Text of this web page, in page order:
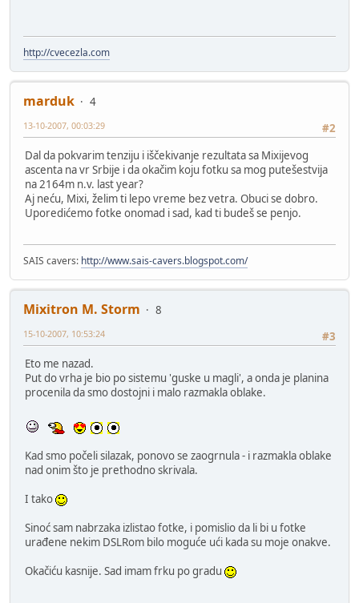
http://cvecezla.com
marduk
4
#2
13-10-2007, 00:03:29
Dal da pokvarim tenziju i iščekivanje rezultata sa Mixijevog
ascenta na vr Srbije i da okačim koju fotku sa mog putešestvija
na 2164m n.v. last year?
Aj neću, Mixi, želim ti lepo vreme bez vetra. Obuci se dobro.
Uporedićemo fotke onomad i sad, kad ti budeš se penjo.
SAIS cavers: http://www.sais-cavers.blogspot.com/
Mixitron M. Storm
8
#3
15-10-2007, 10:53:24
Eto me nazad.
Put do vrha je bio po sistemu 'guske u magli', a onda je planina
procenila da smo dostojni i malo razmakla oblake.
Kad smo počeli silazak, ponovo se zaogrnula - i razmakla oblake
nad onim što je prethodno skrivala.
I tako
Sinoć sam nabrzaka izlistao fotke, i pomislio da li bi u fotke
urađene nekim DSLRom bilo moguće ući kada su moje onakve.
Okačiću kasnije. Sad imam frku po gradu